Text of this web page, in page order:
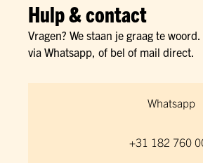
Hulp & contact
Vragen? We staan je graag te
via Whatsapp, of bel of mail direct.
Whatsapp
+31 182 760